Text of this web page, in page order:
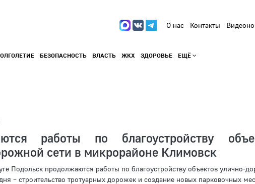
О нас Контакты
БЕЗОПАСНОСТЬ ВЛАСТЬ ЖКХ ЗДОРОВЬЕ ЕЩЁ
работы по благоустройству
сети в микрорайоне Климовск
Подольск продолжаются работы по благоустройству объектов улично-
– строительство тротуарных дорожек и создание новых парковочных